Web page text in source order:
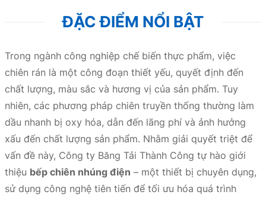
ĐẶC ĐIỂM NỔI BẬT
Trong ngành công nghiệp chế biến thực phẩm, việc
chiên rán là một công đoạn thiết yếu, quyết định đến
chất lượng, màu sắc và hương vị của sản phẩm. Tuy
nhiên, các phương pháp chiên truyền thống thường làm
dầu nhanh bị oxy hóa, dẫn đến lãng phí và ảnh hưởng
xấu đến chất lượng sản phẩm. Nhằm giải quyết triệt để
vấn đề này, Công ty Băng Tải Thành Công tự hào giới
thiệu bếp chiên nhúng điện – một thiết bị chuyên dụng,
sử dụng công nghệ tiên tiến để tối ưu hóa quá trình